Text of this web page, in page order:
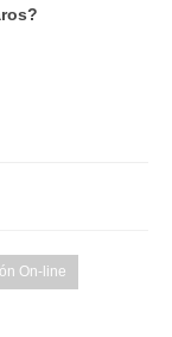
On-line